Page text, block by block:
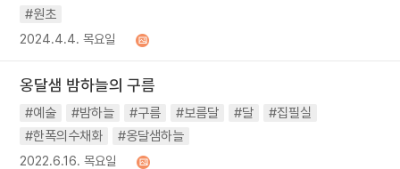
#원초
2024.4.4. 목요일
옹달샘 밤하늘의 구름
#예술 #밤하늘 #구름 #보름달 #달
#집필실
#한폭의수채화
#옹달샘하늘
2022.6.16. 목요일